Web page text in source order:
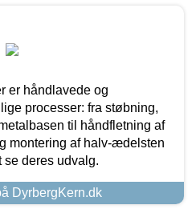
er håndlavede og
processer: fra støbning,
til håndfletning af
montering af halv-ædelsten
se deres udvalg.
DyrbergKern.dk